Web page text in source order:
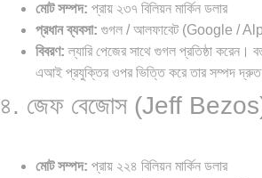
মোট সম্পদ: প্রায় ২৩৭ বিলিয়ন মার্কিন ডলার
প্রধান ব্যবসা: গুগল / আলফাবেট (Google /
বিবরণ: ল্যারি পেজের সাথে গুগল প্রতিষ্ঠা করেন।
এআই প্রযুক্তির ওপর ভিত্তি করে তার সম্পদ দ্রুত
৪. জেফ বেজোস (Jeff
মোট সম্পদ: প্রায় ২২৪ বিলিয়ন মার্কিন ডলার